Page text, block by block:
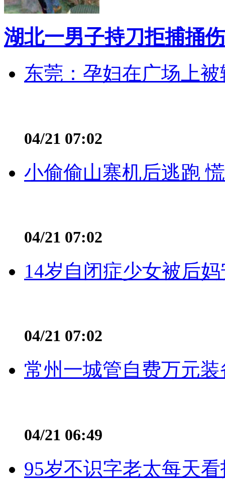
湖北一男子持刀拒捕捅
东莞：孕妇在广场上
04/21 07:02
小偷偷山寨机后逃跑
04/21 07:02
14岁自闭症少女被后
04/21 07:02
常州一城管自费万元
04/21 06:49
95岁不识字老太每天